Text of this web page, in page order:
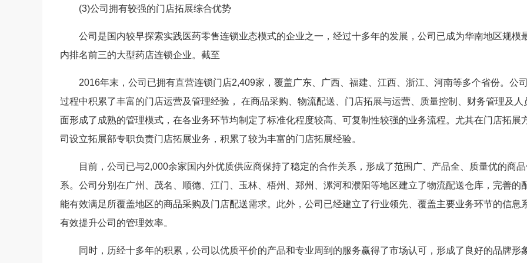
(3)公司拥有较强的门店拓展综合优势
公司是国内较早探索实践医药零售连锁业态模式的企业之一，经过十多年的发展，公司已成为华南地区规模
内排名前三的大型药店连锁企业。截至
2016年末，公司已拥有直营连锁门店2,409家，覆盖广东、广西、福建、江西、浙江、河南等多个省份。公
过程中积累了丰富的门店运营及管理经验， 在商品采购、物流配送、门店拓展与运营、质量控制、财务管理及人
面形成了成熟的管理模式，在各业务环节均制定了标准化程度较高、可复制性较强的业务流程。尤其在门店拓展
司设立拓展部专职负责门店拓展业务，积累了较为丰富的门店拓展经验。
目前，公司已与2,000余家国内外优质供应商保持了稳定的合作关系，形成了范围广、产品全、质量优的商
系。公司分别在广州、茂名、顺德、江门、玉林、梧州、郑州、漯河和濮阳等地区建立了物流配送仓库，完善的
能有效满足所覆盖地区的商品采购及门店配送需求。此外，公司已经建立了行业领先、覆盖主要业务环节的信息
有效提升公司的管理效率。
同时，历经十多年的积累，公司以优质平价的产品和专业周到的服务赢得了市场认可，形成了良好的品牌形